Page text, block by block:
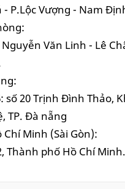
- P.Lộc Vượng - Nam
Văn Linh - Lê
số 20 Trịnh Đình Thảo,
TP. Đà nẵng
Chí Minh (Sài Gòn):
Thành phố Hồ Chí Minh.